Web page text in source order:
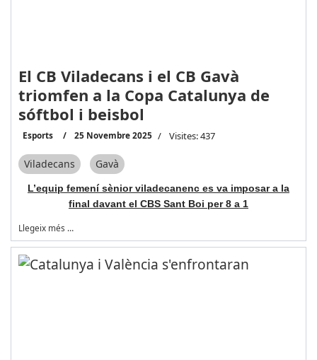
El CB Viladecans i el CB Gavà
triomfen a la Copa Catalunya de
sóftbol i beisbol
Esports 25 Novembre 2025 Visites: 437
Viladecans Gavà
L’equip femení sènior viladecanenc es va imposar a la
final davant el CBS Sant Boi per 8 a 1
Llegeix més …